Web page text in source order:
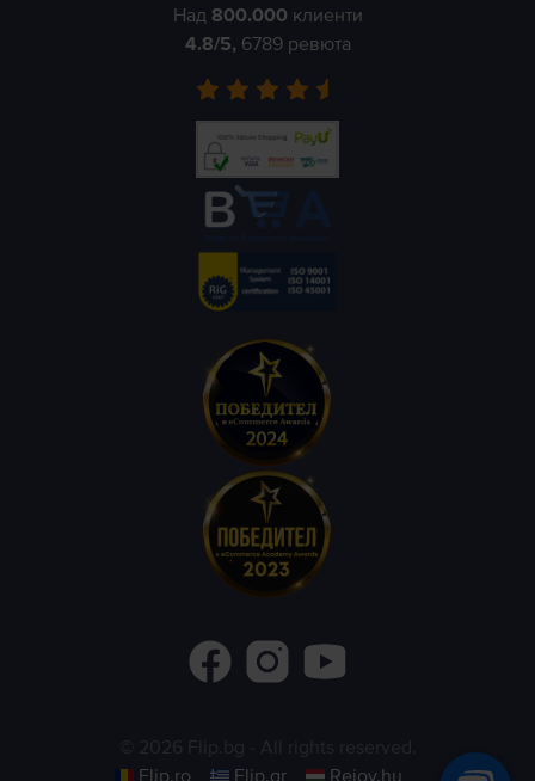
Над 800.000 клиенти
4.8/5, 6789 ревюта